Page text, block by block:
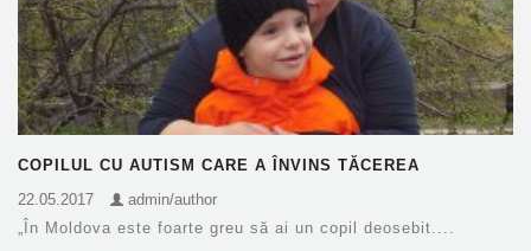
COPILUL CU AUTISM CARE A ÎNVINS TĂCEREA
22.05.2017
admin/author
„În Moldova este foarte greu să ai un copil deosebit....